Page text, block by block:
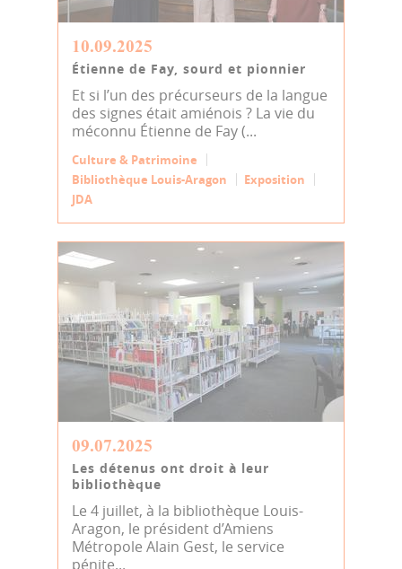
10.09.2025
Étienne de Fay, sourd et pionnier
Et si l’un des précurseurs de la langue
des signes était amiénois ? La vie du
méconnu Étienne de Fay (...
Culture & Patrimoine
Bibliothèque Louis-Aragon
Exposition
JDA
09.07.2025
Les détenus ont droit à leur
bibliothèque
Le 4 juillet, à la bibliothèque Louis-
Aragon, le président d’Amiens
Métropole Alain Gest, le service
pénite...